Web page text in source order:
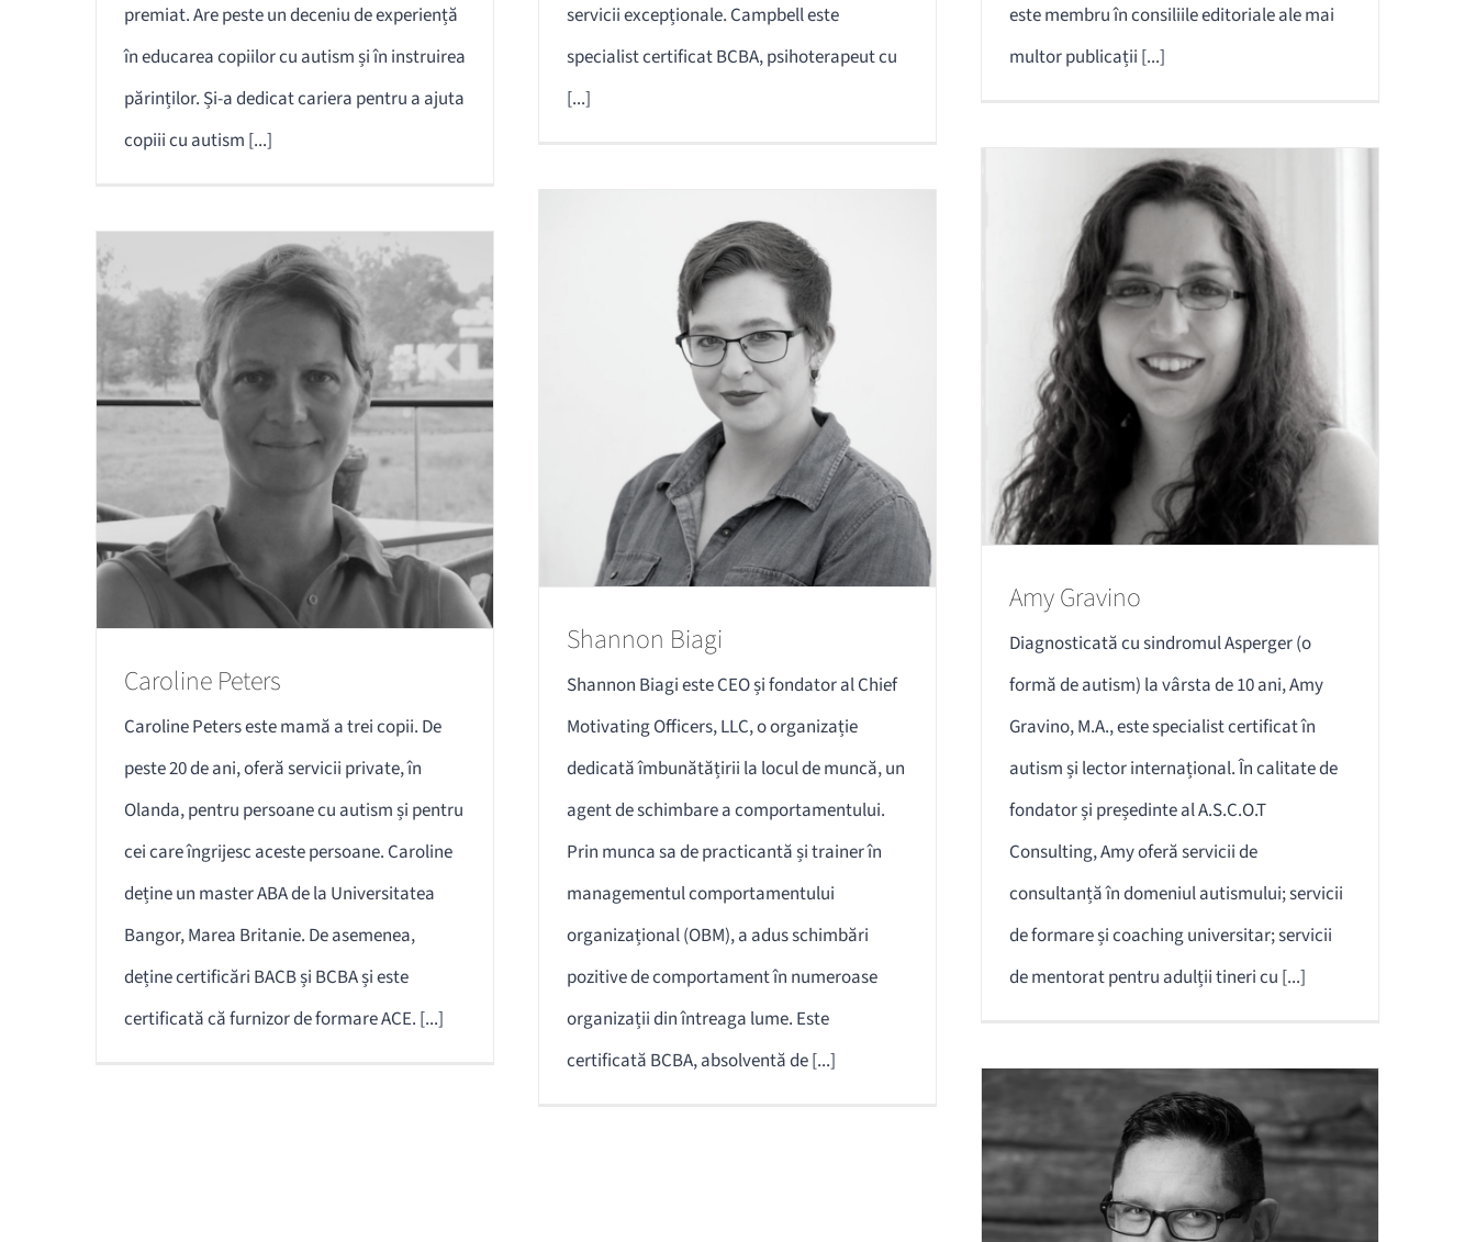
servicii excepționale. Campbell este
specialist certificat BCBA, psihoterapeut cu
[...]
este membru în consiliile editoriale ale mai
multor publicații [...]
premiat. Are peste un deceniu de experiență
în educarea copiilor cu autism și în instruirea
părinților. Și-a dedicat cariera pentru a ajuta
copiii cu autism [...]
Amy Gravino
Diagnosticată cu sindromul Asperger (o
formă de autism) la vârsta de 10 ani, Amy
Gravino, M.A., este specialist certificat în
autism și lector internațional. În calitate de
fondator și președinte al A.S.C.O.T
Consulting, Amy oferă servicii de
consultanță în domeniul autismului; servicii
de formare și coaching universitar; servicii
de mentorat pentru adulții tineri cu [...]
Shannon Biagi
Shannon Biagi este CEO și fondator al Chief
Motivating Officers, LLC, o organizație
dedicată îmbunătățirii la locul de muncă, un
agent de schimbare a comportamentului.
Prin munca sa de practicantă și trainer în
managementul comportamentului
organizațional (OBM), a adus schimbări
pozitive de comportament în numeroase
organizații din întreaga lume. Este
certificată BCBA, absolventă de [...]
Caroline Peters
Caroline Peters este mamă a trei copii. De
peste 20 de ani, oferă servicii private, în
Olanda, pentru persoane cu autism și pentru
cei care îngrijesc aceste persoane. Caroline
deține un master ABA de la Universitatea
Bangor, Marea Britanie. De asemenea,
deține certificări BACB și BCBA și este
certificată că furnizor de formare ACE. [...]